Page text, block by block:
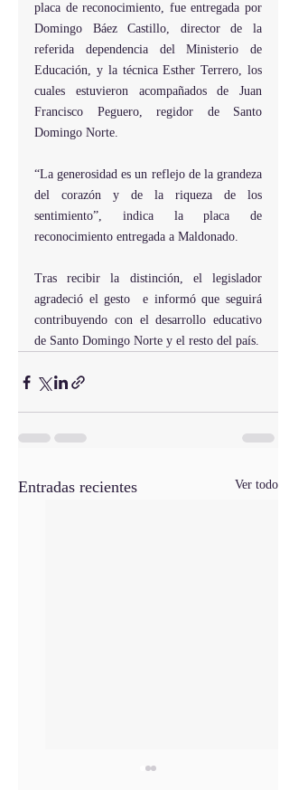
placa de reconocimiento, fue entregada por
Domingo Báez Castillo, director de la
referida dependencia del Ministerio de
Educación, y la técnica Esther Terrero, los
cuales estuvieron acompañados de Juan
Francisco Peguero, regidor de Santo
Domingo Norte.
“La generosidad es un reflejo de la grandeza
del corazón y de la riqueza de los
sentimiento”, indica la placa de
reconocimiento entregada a Maldonado.
Tras recibir la distinción, el legislador
agradeció el gesto  e informó que seguirá
contribuyendo con el desarrollo educativo
de Santo Domingo Norte y el resto del país.
Entradas recientes Ver todo